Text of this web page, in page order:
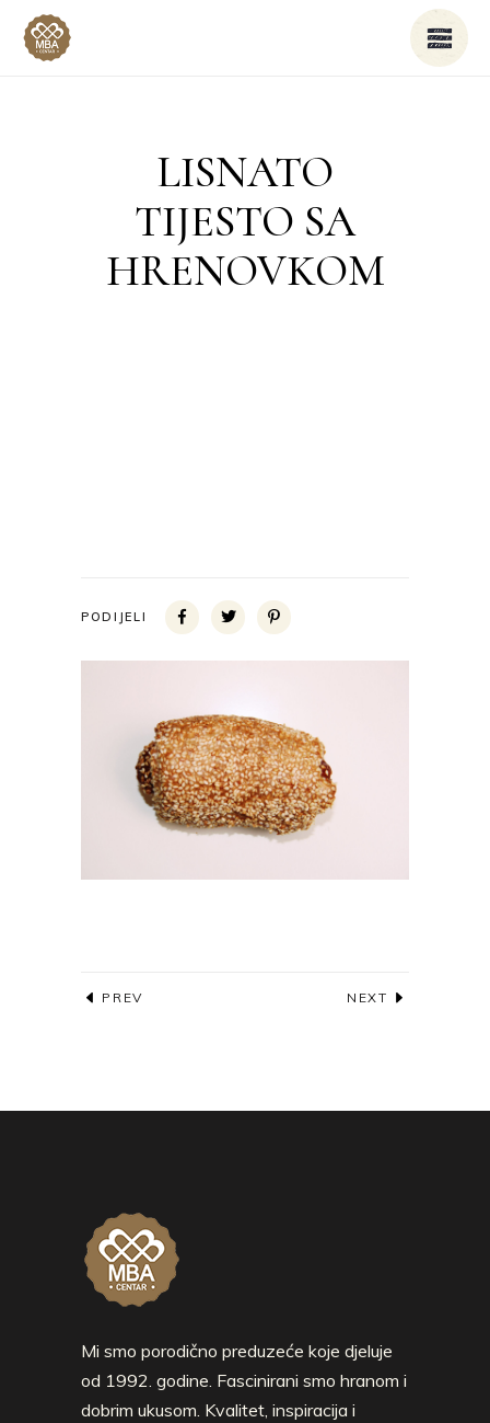
LISNATO
TIJESTO SA
HRENOVKOM
PODIJELI
PREV NEXT
Mi smo porodično preduzeće koje djeluje
od 1992. godine. Fascinirani smo hranom i
dobrim ukusom. Kvalitet, inspiracija i